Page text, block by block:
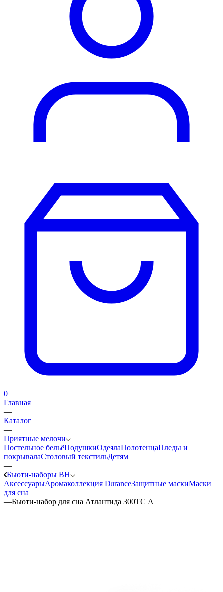
0
Главная
—
Каталог
—
Приятные мелочи
Постельное бельёПодушкиОдеялаПолотенцаПледы и
покрывалаСтоловый текстильДетям
—
Бьюти-наборы ВН
АксессуарыАромаколлекция DuranceЗащитные маскиМаски
для сна
—Бьюти-набор для сна Атлантида 300ТС А